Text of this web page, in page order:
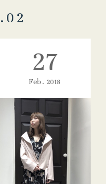
. 02
27
Feb 2018